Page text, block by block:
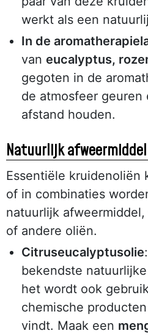
werkt als een
In de
van eucalyptus,
gegoten in de
de atmosfeer geuren
afstand houden.
Natuurlijk
Essentiële kruidenoliën
of in combinaties
natuurlijk
of andere oliën.
Citruseucalyptusolie
bekendste
het wordt ook
chemische
vindt. Maak een